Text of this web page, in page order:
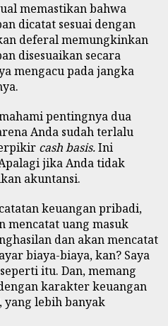
memastikan bahwa
dicatat sesuai dengan
deferal memungkinkan
disesuaikan secara
mengacu pada jangka
pentingnya dua
Anda sudah terlalu
cash basis.Ini
jika Anda tidak
akuntansi.
keuangan pribadi,
mencatat uang masuk
dan akan mencatat
biaya-biaya, kan? Saya
itu. Dan, memang
karakter keuangan
, yang lebih banyak